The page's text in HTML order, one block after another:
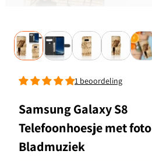
1 beoordeling
Samsung Galaxy S8
Telefoonhoesje met foto
Bladmuziek